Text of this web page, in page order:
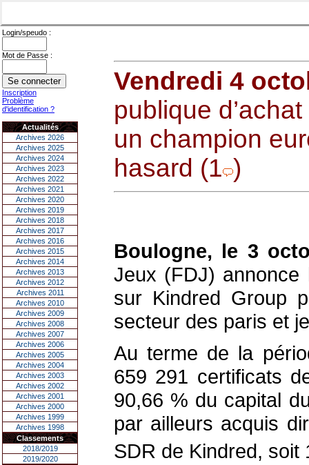
Login/speudo :
Mot de Passe :
Inscription
Problème
d'identification ?
Actualités
Archives 2026
Archives 2025
Archives 2024
Archives 2023
Archives 2022
Archives 2021
Archives 2020
Archives 2019
Archives 2018
Archives 2017
Archives 2016
Archives 2015
Archives 2014
Archives 2013
Archives 2012
Archives 2011
Archives 2010
Archives 2009
Archives 2008
Archives 2007
Archives 2006
Archives 2005
Archives 2004
Archives 2003
Archives 2002
Archives 2001
Archives 2000
Archives 1999
Archives 1998
Classements
2018/2019
2019/2020
Vendredi 4
publique
un champion
hasard (1 )
Boulogne, le 3
Jeux (FDJ) annonce
sur Kindred Group
secteur des paris et
Au terme de la
659 291 certificats
90,66 % du capital
par ailleurs acquis
SDR de Kindred, soit